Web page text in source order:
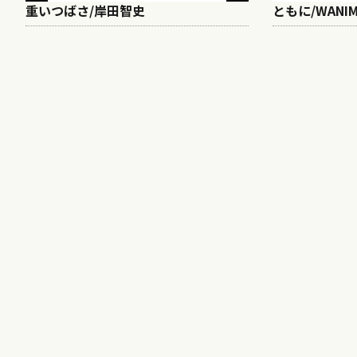
重いつばさ/岸田智史 ともに/